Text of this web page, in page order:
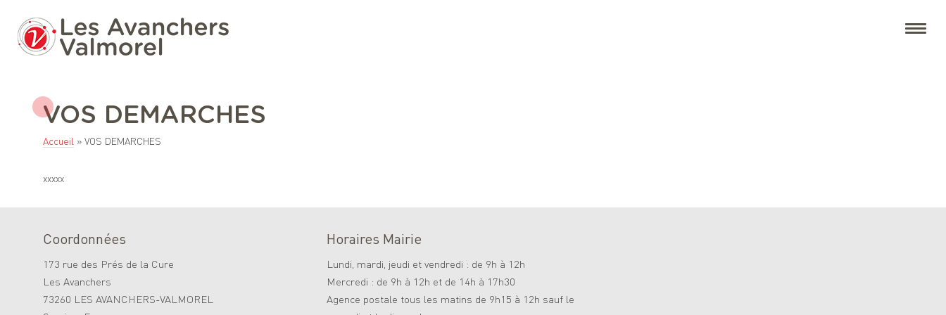
VOS DEMARCHES
Accueil » VOS DEMARCHES
xxxxx
Coordonnées
173 rue des Prés de la Cure
Les Avanchers
73260 LES AVANCHERS-VALMOREL
Horaires Mairie
Lundi, mardi, jeudi et vendredi : de 9h à 12h
Mercredi : de 9h à 12h et de 14h à 17h30
Agence postale tous les matins de 9h15 à 12h sauf le